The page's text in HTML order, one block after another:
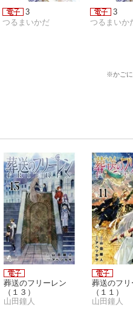
3
つるまいかだ
3
つるまいか
※かごに
葬送のフリーレン
（１３）
山田鐘人
葬送のフリ
（１１）
山田鐘人